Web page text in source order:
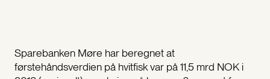
Sparebanken Møre har beregnet at
førstehåndsverdien på hvitfisk var på 11,5 mrd NOK i